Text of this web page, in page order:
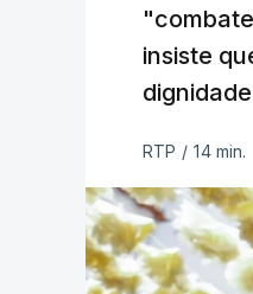
insiste
RTP / 14 min.